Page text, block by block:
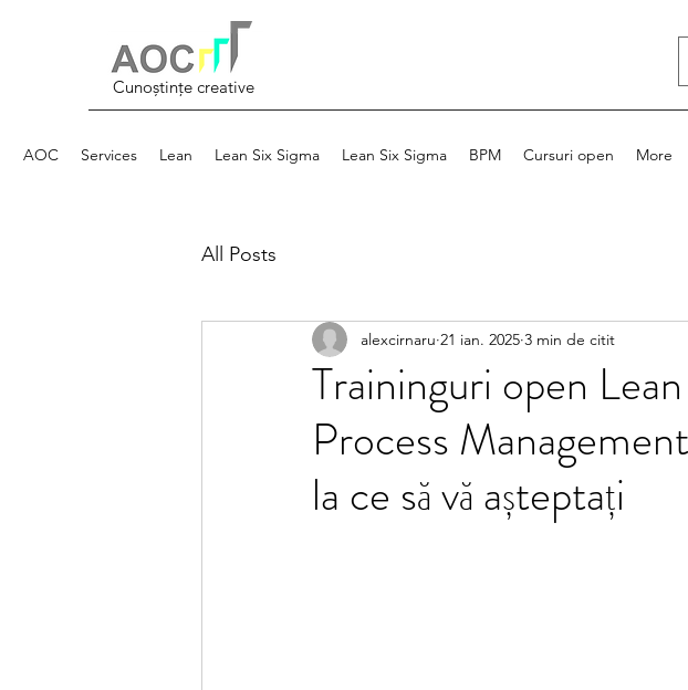
Cunoștințe creative
AOC Services Lean Lean Six Sigma Lean Six Sigma BPM Cursuri open
More
All Posts
Traininguri open
Process
la ce să vă așteptați
alexcirnaru 21 ian. 2025 3 min de citit